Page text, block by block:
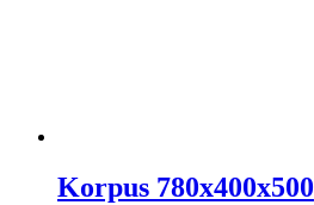
Korpus 780x400x500